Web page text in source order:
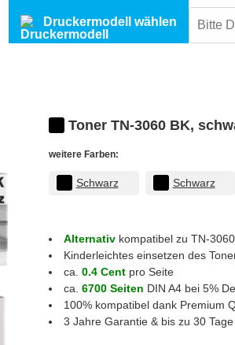
Druckermodell wählen
Toner TN-3060 BK,
weitere Farben:
Schwarz Schwarz
Alternativ kompatibel zu TN-3060
Kinderleichtes einsetzen des
ca. 0.4 Cent pro Seite
ca. 6700 Seiten DIN A4 bei 5%
100% kompatibel dank Premium
3 Jahre Garantie & bis zu 30